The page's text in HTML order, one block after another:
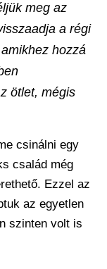
meg az
a régi
hozzá
ötlet, mégis
csinálni egy
család még
Ezzel az
az egyetlen
szinten volt is